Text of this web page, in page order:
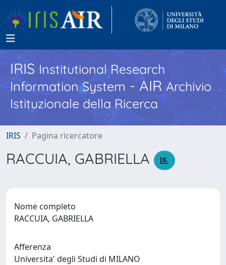
IRISInstitutional Research
Information System - AIR Archivio
Istituzionale della Ricerca
IRIS Pagina ricercatore
RACCUIA, GABRIELLA
Nome completo
RACCUIA, GABRIELLA
Afferenza
Universita' degli Studi di MILANO